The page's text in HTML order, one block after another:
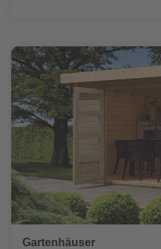
Gartenhäuser